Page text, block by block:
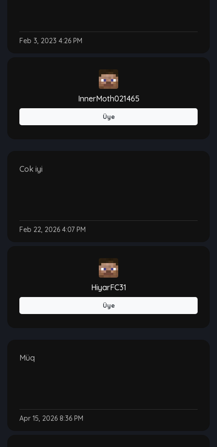
Feb 3, 2023 4:26 PM
InnerMoth021465
Üye
Cok iyi
Feb 22, 2026 4:07 PM
HiyarFC31
Üye
Müq
Apr 15, 2026 8:36 PM